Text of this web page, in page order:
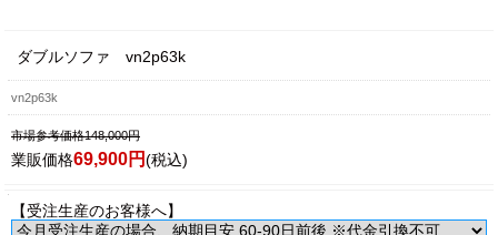
ダブルソファ vn2p63k
vn2p63k
市場参考価格148,000円
業販価格69,900円(税込)
【受注生産のお客様へ】